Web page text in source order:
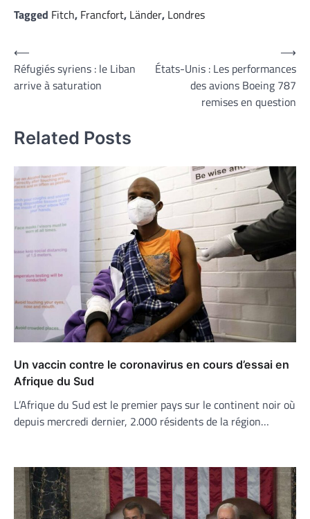
Tagged Fitch, Francfort, Länder, Londres
Navigation
de
l’article
⟵
Réfugiés syriens : le Liban
arrive à saturation
États-Unis : Les performances
des avions Boeing 787
remises en question
⟶
Related Posts
Un vaccin contre le coronavirus en cours d’essai en
Afrique du Sud
L’Afrique du Sud est le premier pays sur le continent noir où
depuis mercredi dernier, 2.000 résidents de la région…